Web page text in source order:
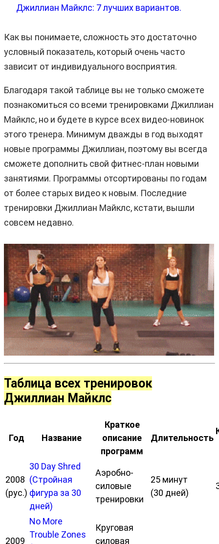
Джиллиан Майклс: 7 лучших вариантов.
Как вы понимаете, сложность это достаточно
условный показатель, который очень часто
зависит от индивидуального восприятия.
Благодаря такой таблице вы не только сможете
познакомиться со всеми тренировками Джиллиан
Майклс, но и будете в курсе всех видео-новинок
этого тренера. Минимум дважды в год выходят
новые программы Джиллиан, поэтому вы всегда
сможете дополнить свой фитнес-план новыми
занятиями. Программы отсортированы по годам
от более старых видео к новым. Последние
тренировки Джиллиан Майклс, кстати, вышли
совсем недавно.
Таблица всех тренировок
Джиллиан Майклс
Год Название
Краткое
описание
программ
Длительность
2008
(рус.)
30 Day Shred
(Стройная
фигура за 30
дней)
Аэробно-
силовые
тренировки
25 минут
(30 дней)
2009
No More
Trouble Zones
Круговая
силовая